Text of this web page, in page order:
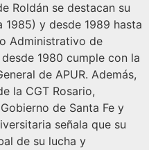
Roldán se destacan su
1985) y desde 1989 hasta
Administrativo de
1980 cumple con la
de APUR. Además,
la CGT Rosario,
de Santa Fe y
señala que su
de su lucha y